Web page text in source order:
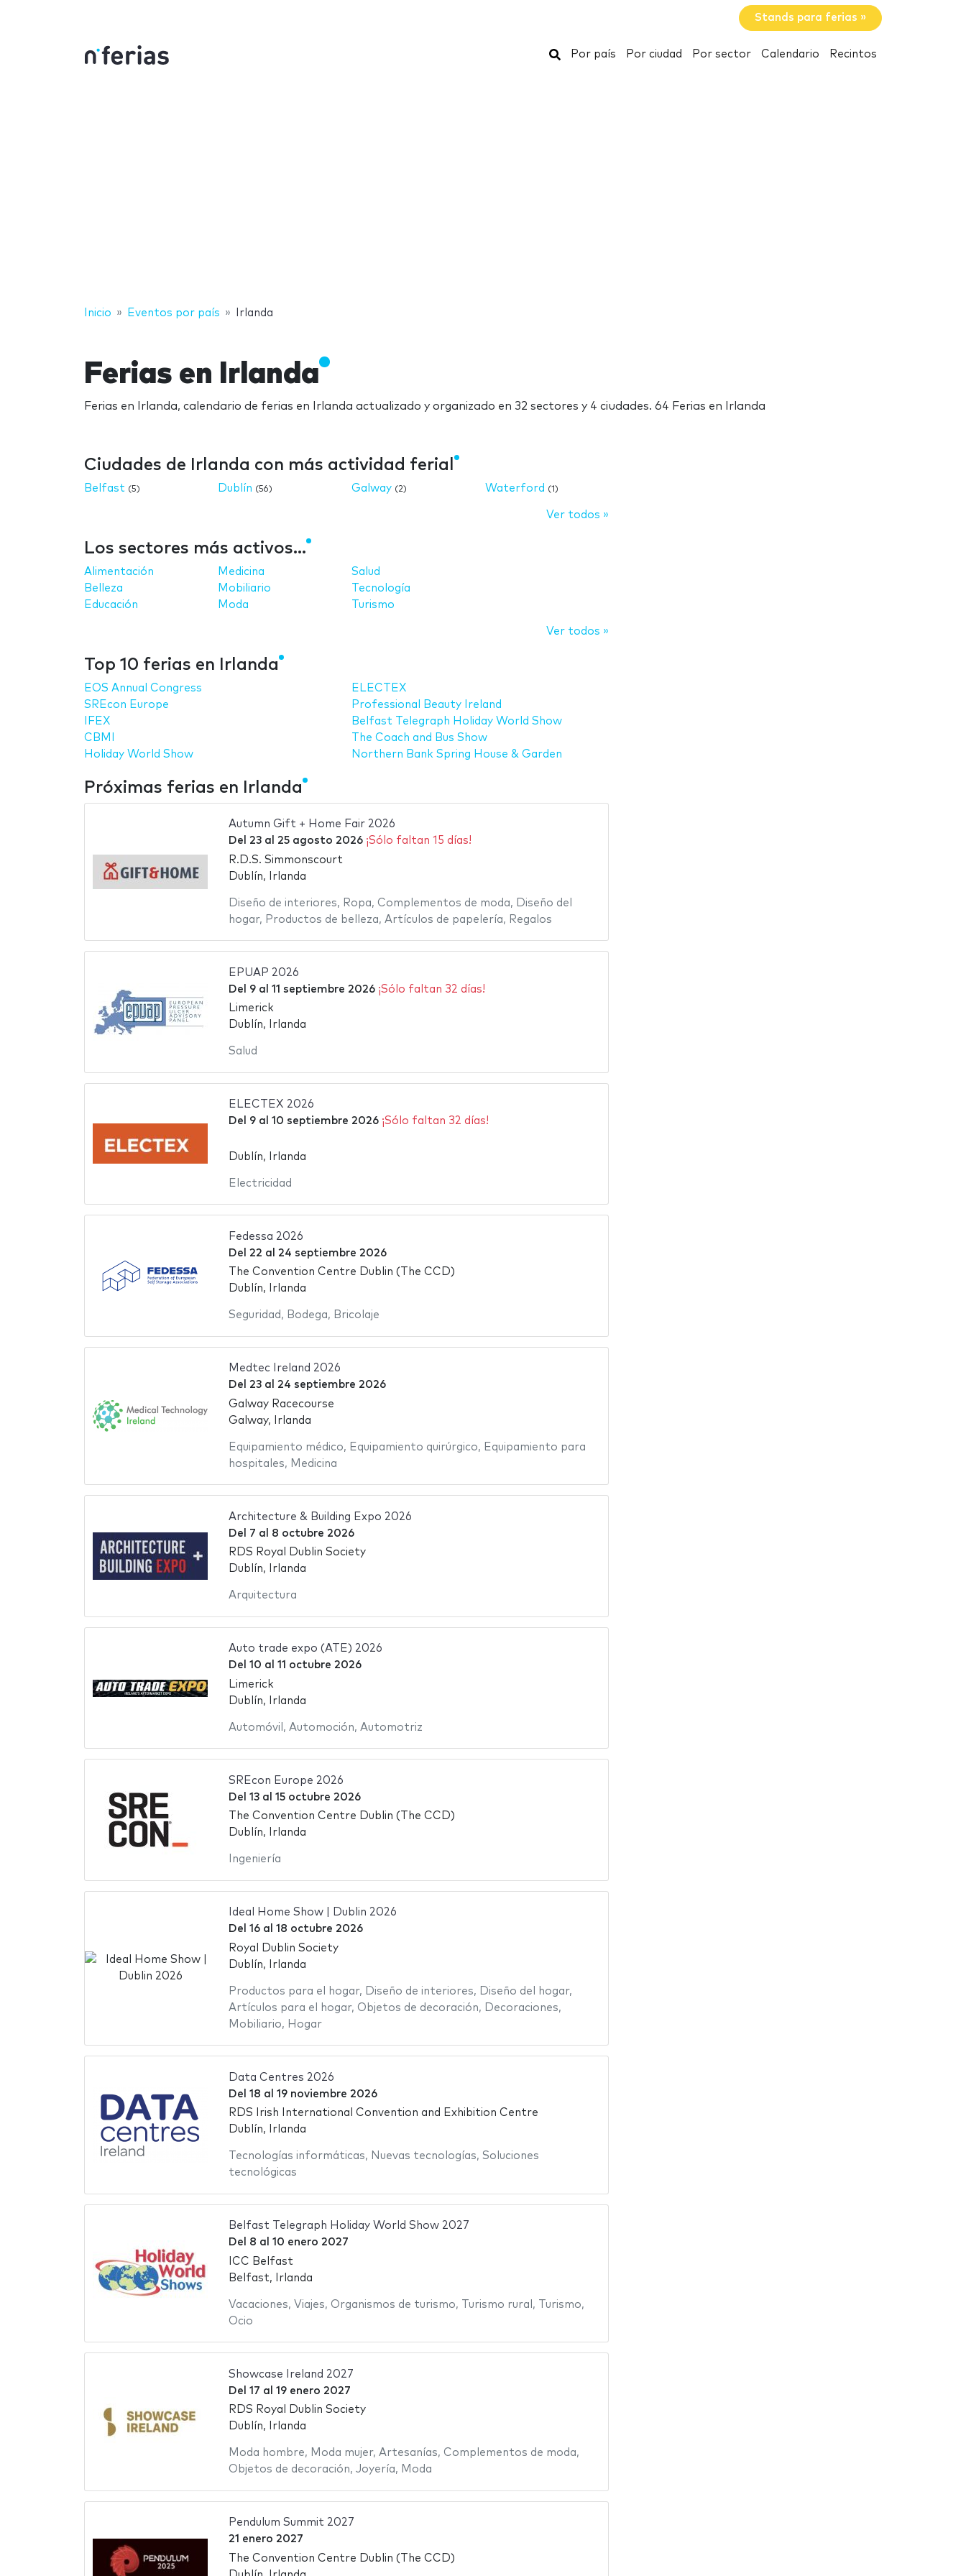
Stands para ferias »
Buscar
Por país Por ciudad Por sector Calendario Recintos
Inicio Eventos por país Irlanda
Ferias en Irlanda
Ferias en Irlanda, calendario de ferias en Irlanda actualizado y organizado en 32 sectores y 4 ciudades. 64 Ferias en Irlanda
Ciudades de Irlanda con más actividad ferial
Belfast (5) Dublín (56) Galway (2) Waterford (1)
Ver todos »
Los sectores más activos...
Alimentación
Belleza
Educación
Medicina
Mobiliario
Moda
Salud
Tecnología
Turismo
Ver todos »
Top 10 ferias en Irlanda
EOS Annual Congress
SREcon Europe
IFEX
CBMI
Holiday World Show
ELECTEX
Professional Beauty Ireland
Belfast Telegraph Holiday World Show
The Coach and Bus Show
Northern Bank Spring House & Garden
Próximas ferias en Irlanda
Autumn Gift + Home Fair 2026
Del 23al 25 agosto 2026 ¡Sólo faltan 15 días!
R.D.S. Simmonscourt
Dublín, Irlanda
Diseño de interiores, Ropa, Complementos de moda,
Diseño del
hogar, Productos de belleza, Artículos de papelería, Regalos
EPUAP 2026
Del 9al 11 septiembre 2026 ¡Sólo faltan 32 días!
Limerick
Dublín, Irlanda
Salud
ELECTEX 2026
Del 9al 10 septiembre 2026 ¡Sólo faltan 32 días!
Dublín, Irlanda
Electricidad
Fedessa 2026
Del 22 al 24 septiembre 2026
The Convention Centre Dublin (The CCD)
Dublín, Irlanda
Seguridad , Bodega, Bricolaje
Medtec Ireland 2026
Del 23al 24 septiembre 2026
Galway Racecourse
Galway, Irlanda
Equipamiento médico, Equipamiento quirúrgico, Equipamiento para
hospitales, Medicina
Architecture & Building Expo 2026
Del 7 al 8 octubre 2026
RDS Royal Dublin Society
Dublín, Irlanda
Arquitectura
Auto trade expo (ATE) 2026
Del 10 al 11 octubre 2026
Limerick
Dublín, Irlanda
Automóvil , Automoción, Automotriz
SREcon Europe 2026
Del 13al 15 octubre 2026
The Convention Centre Dublin (The CCD)
Dublín, Irlanda
Ingeniería
Ideal Home Show | Dublin 2026
Del 16al 18 octubre 2026
Royal Dublin Society
Dublín, Irlanda
Productos para el hogar, Diseño de interiores, Diseño del hogar,
Artículos para el hogar, Objetos de decoración, Decoraciones,
Mobiliario, Hogar
Data Centres 2026
Del 18 al 19 noviembre 2026
RDS Irish International Convention and Exhibition Centre
Dublín, Irlanda
Tecnologías informáticas, Nuevas tecnologías, Soluciones
tecnológicas
Belfast Telegraph Holiday World Show 2027
Del 8 al 10 enero 2027
ICC Belfast
Belfast, Irlanda
Vacaciones, Viajes, Organismos de turismo, Turismo rural , Turismo,
Ocio
Showcase Ireland 2027
Del 17 al 19 enero 2027
RDS Royal Dublin Society
Dublín, Irlanda
Moda hombre, Moda mujer, Artesanías, Complementos de moda,
Objetos de decoración, Joyería, Moda
Pendulum Summit 2027
21 enero 2027
The Convention Centre Dublin (The CCD)